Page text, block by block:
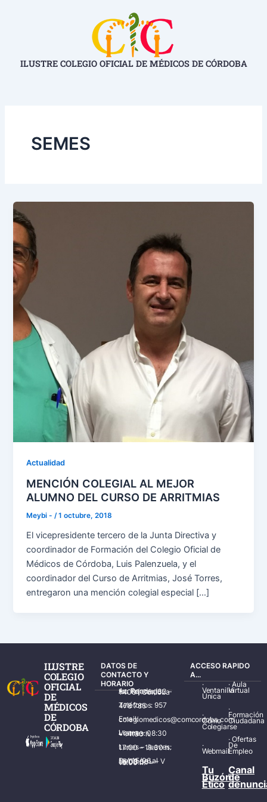
ILUSTRE COLEGIO OFICIAL DE MÉDICOS DE CÓRDOBA
SEMES
Actualidad
MENCIÓN COLEGIAL AL MEJOR
ALUMNO DEL CURSO DE ARRITMIAS
Meybi -/1 octubre, 2018
El vicepresidente tercero de la Junta Directiva y
coordinador de Formación del Colegio Oficial de
Médicos de Córdoba, Luis Palenzuela, y el
coordinador del Curso de Arritmias, José Torres,
entregaron una mención colegial especial […]
ILUSTRE
COLEGIO
OFICIAL
DE
MÉDICOS
DE
CÓRDOBA
DATOS DE
CONTACTO Y
HORARIO
Av. Ronda de los Tejares, 32 – 14001 Córdoba
Teléfonos: 957 478 785
Email: colegiomedicos@comcordoba.com
Lunes – Viernes: 08:30 – 14:30 h.
Lunes – Jueves: 17:00 – 19:30 h.
Del 15/06 al 15/09 de L – V de 08:00 – 15:00 h.
ACCESO RAPIDO
A...
·
Ventanilla
Única
·
Cómo
Colegiarse
·
Webmail
·Aula
Virtual
·
Formación
Ciudadana
·Ofertas
De
Empleo
Tu
Buzón
Ético
Canal
de